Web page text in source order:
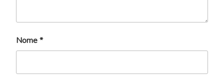
Nome*